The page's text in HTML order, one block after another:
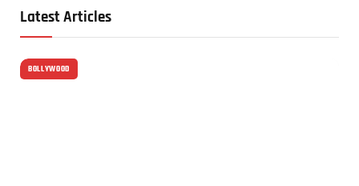
Latest Articles
BOLLYWOOD